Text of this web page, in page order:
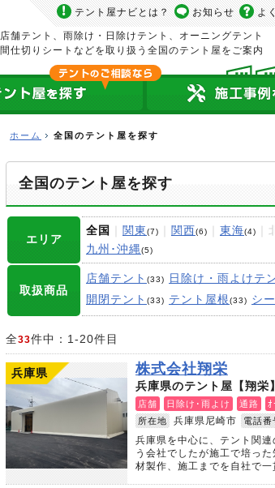
テント屋ナビとは？ お知らせ よ
店舗テント、雨除け・日除けテント、オーニングテント
間仕切りシートなどを取り扱う全国のテント屋をご案内
ホーム 全国のテント屋を探す
全国のテント屋を探す
エリア
全国 関東(7) 関西(6) 東海(4)
九州･沖縄(5)
取扱商品
店舗テント (33) 日除け・雨よけテ
開閉テント (33) テント屋根(33) シ
全33件中：1-20件目
兵庫県 株式会社翔栄
兵庫県のテント屋【翔栄】
店舗 日除け･雨よけ 通路 ｵ
所在地
兵庫県尼崎市 電話番
兵庫県を中心に、テント関
う会社でしたが施工で培っ
材製作、施工までを自社で